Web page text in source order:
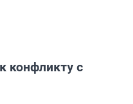
конфликту с